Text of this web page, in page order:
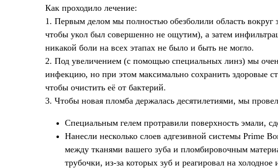
Как проходило лечение:
1. Первым делом мы полностью обезболили область вокруг
чтобы укол был совершенно не ощутим), а затем
никакой боли на всех этапах не было и быть не могло.
2. Под увеличением (с помощью специальных линз) мы
инфекцию, но при этом максимально сохранить здоровые
чтобы очистить её от бактерий.
3. Чтобы новая пломба держалась десятилетиями, мы
Специальным гелем протравили поверхность эмали,
Нанесли несколько слоев адгезивной системы Prime
между тканями вашего зуба и пломбировочным
трубочки, из-за которых зуб и реагировал на